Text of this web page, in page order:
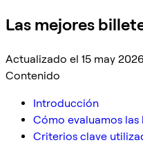
Las mejores
Actualizado el 15 may 2026
Contenido
Introducción
Cómo evaluamos las
Criterios clave